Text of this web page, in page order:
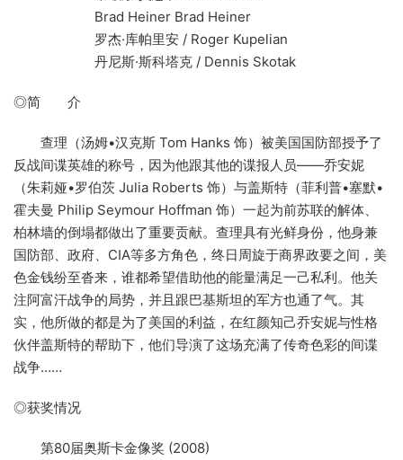
Brad Heiner Brad Heiner
罗杰·库帕里安 / Roger Kupelian
丹尼斯·斯科塔克 / Dennis Skotak
◎简 介
查理（汤姆•汉克斯 Tom Hanks 饰）被美国国防部授予了
反战间谍英雄的称号，因为他跟其他的谍报人员——乔安妮
（朱莉娅•罗伯茨 Julia Roberts 饰）与盖斯特（菲利普•塞默•
霍夫曼 Philip Seymour Hoffman 饰）一起为前苏联的解体、
柏林墙的倒塌都做出了重要贡献。查理具有光鲜身份，他身兼
国防部、政府、CIA等多方角色，终日周旋于商界政要之间，美
色金钱纷至沓来，谁都希望借助他的能量满足一己私利。他关
注阿富汗战争的局势，并且跟巴基斯坦的军方也通了气。其
实，他所做的都是为了美国的利益，在红颜知己乔安妮与性格
伙伴盖斯特的帮助下，他们导演了这场充满了传奇色彩的间谍
战争……
◎获奖情况
第80届奥斯卡金像奖 (2008)